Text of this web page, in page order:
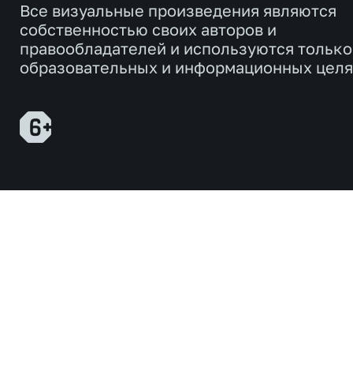
Все визуальные произведения являются
собственностью своих авторов и
правообладателей и используются
образовательных и информационных